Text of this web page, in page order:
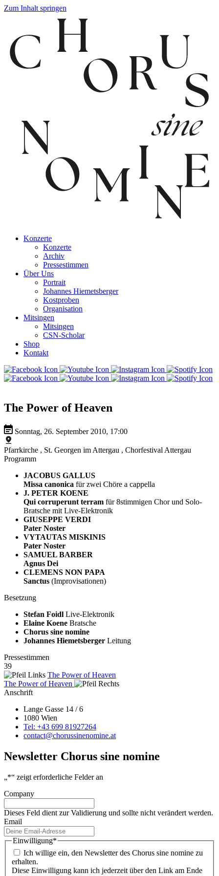
Zum Inhalt springen
Konzerte
Konzerte
Archiv
Pressestimmen
Über Uns
Portrait
Johannes Hiemetsberger
Kostproben
Organisation
Mitsingen
Mitsingen
CSN-Scholar
Shop
Kontakt
The Power of Heaven
Sonntag, 26. September 2010, 17:00
Pfarrkirche , St. Georgen im Attergau , Chorfestival Attergau
Programm
JACOBUS GALLUS
Missa canonica für zwei Chöre a cappella
J. PETER KOENE
Qui corruperunt terram für 8stimmigen Chor und Solo-
Bratsche mit Live-Elektronik
GIUSEPPE VERDI
Pater Noster
VYTAUTAS MISKINIS
Pater Noster
SAMUEL BARBER
Agnus Dei
CLEMENS NON PAPA
Sanctus (Improvisationen)
Besetzung
Stefan Foidl Live-Elektronik
Elaine Koene Bratsche
Chorus sine nomine
Johannes Hiemetsberger Leitung
Pressestimmen
39
The Power of Heaven
The Power of Heaven
Anschrift
Lange Gasse 14 / 6
1080 Wien
Tel: +43 699 81927264
contact@chorussinenomine.at
Newsletter Chorus sine nomine
„*“ zeigt erforderliche Felder an
Company
Dieses Feld dient zur Validierung und sollte nicht verändert werden.
Email
Einwilligung*
Ich willige ein, den Newsletter des Chorus sine nomine zu
erhalten.
Diese Einwilligung kann ich jederzeit über den Link am Ende